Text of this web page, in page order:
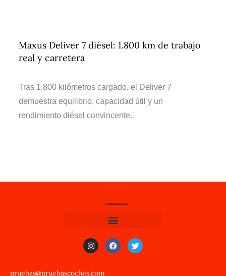
Maxus Deliver 7 diésel: 1.800 km de trabajo
real y carretera
Tras 1.800 kilómetros cargado, el Deliver 7
demuestra equilibrio, capacidad útil y un
rendimiento diésel convincente.
pruebas@pruebascoches.com